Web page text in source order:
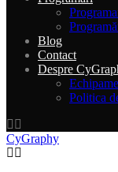
Blog
Contact
Despre
Politica
CyGraphy